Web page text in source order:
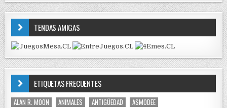
TENDAS AMIGAS
ETIQUETAS FRECUENTES
ALAN R. MOON ANIMALES ANTIGÜEDAD
ASMODEE